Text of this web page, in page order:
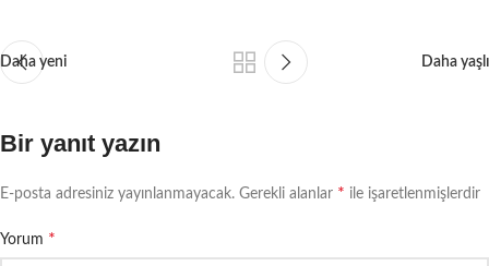
Daha yeni Daha yaşlı
Bir yanıt yazın
E-posta adresiniz yayınlanmayacak. Gerekli alanlar * ile işaretlenmişlerdir
Yorum *